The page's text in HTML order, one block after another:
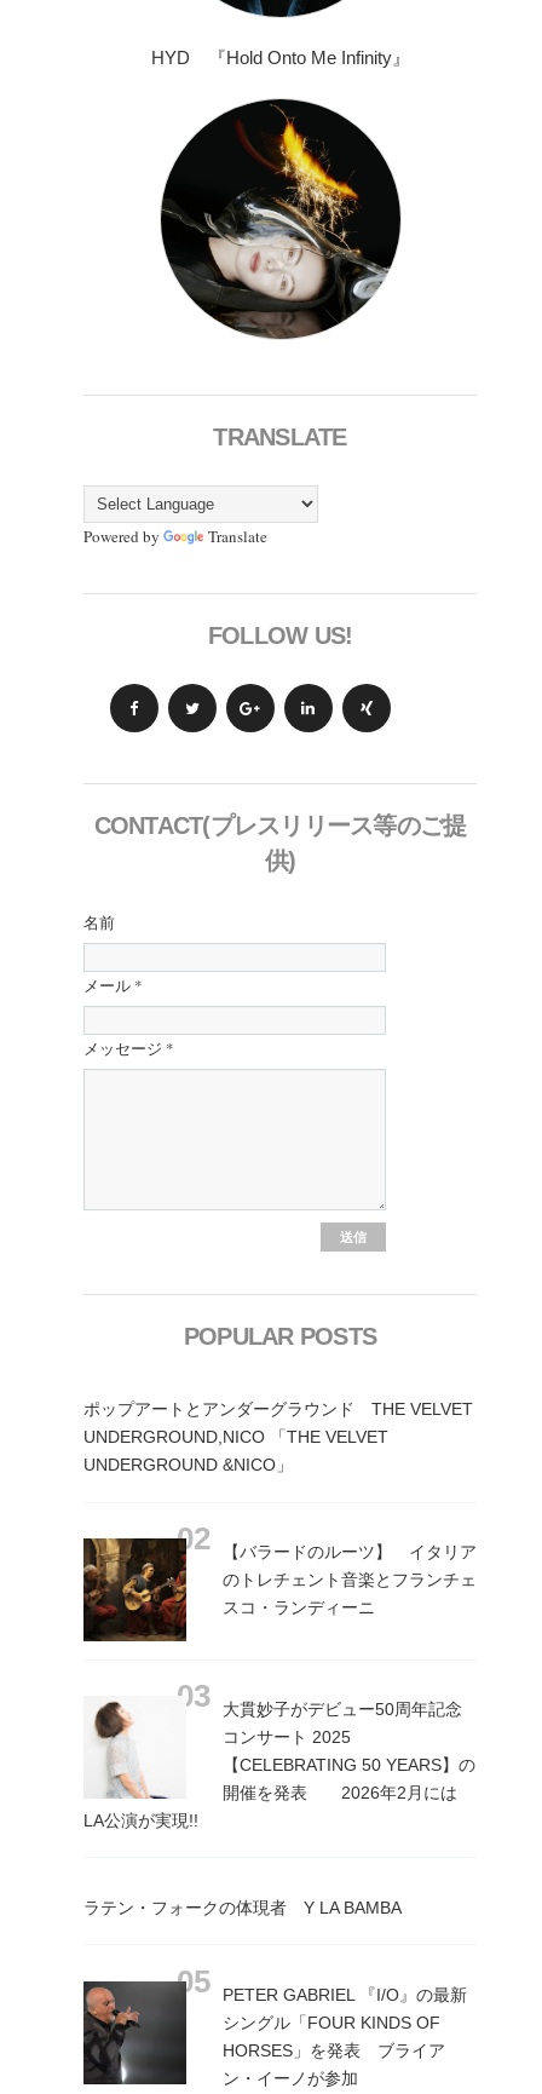
HYD 『Hold Onto Me Infinity』
TRANSLATE
Powered by Translate
FOLLOW US!
CONTACT(プレスリリース等のご提
供)
名前
メール *
メッセージ *
POPULAR POSTS
ポップアートとアンダーグラウンド THE VELVET
UNDERGROUND,NICO 「THE VELVET
UNDERGROUND &NICO」
【バラードのルーツ】 イタリア
のトレチェント音楽とフランチェ
スコ・ランディーニ
大貫妙子がデビュー50周年記念
コンサート 2025
【CELEBRATING 50 YEARS】の
開催を発表 2026年2月には
LA公演が実現!!
ラテン・フォークの体現者 Y LA BAMBA
PETER GABRIEL 『I/O』の最新
シングル「FOUR KINDS OF
HORSES」を発表 ブライア
ン・イーノが参加